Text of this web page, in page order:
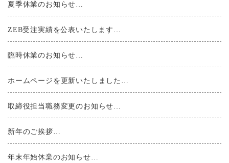
夏季休業のお知らせ…
ZEB受注実績を公表いたします…
臨時休業のお知らせ…
ホームページを更新いたしました…
取締役担当職務変更のお知らせ…
新年のご挨拶…
年末年始休業のお知らせ…